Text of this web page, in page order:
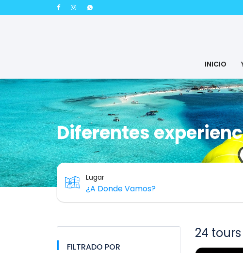
INICIO
Diferentes
Lugar
FILTRADO POR
24